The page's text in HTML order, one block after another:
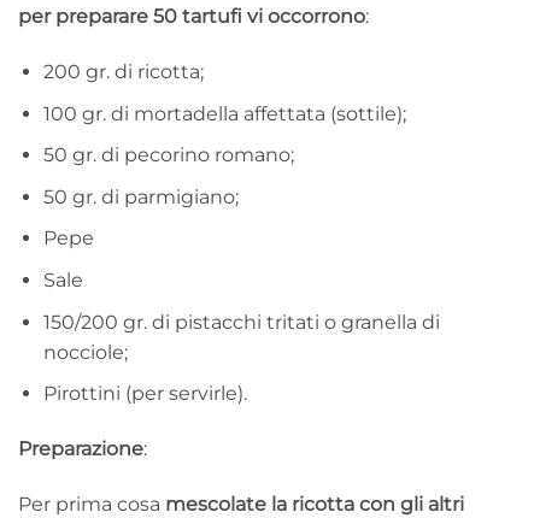
per preparare 50 tartufi vi occorrono:
200 gr. di ricotta;
100 gr. di mortadella affettata (sottile);
50 gr. di pecorino romano;
50 gr. di parmigiano;
Pepe
Sale
150/200 gr. di pistacchi tritati o granella di
nocciole;
Pirottini (per servirle).
Preparazione:
Per prima cosa mescolate la ricotta con gli altri